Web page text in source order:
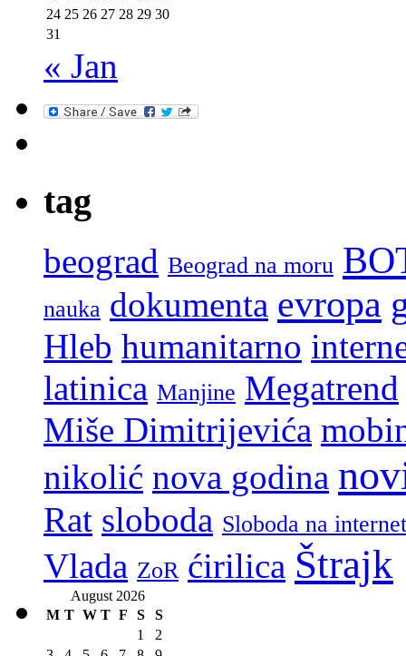
24 25 26 27 28 29 30
31
« Jan
tag
beograd Beograd na moru
nauka dokumenta evropa
Hleb humanitarno
latinica Manjine Megatrend
Miše Dimitrijevića
nikolić nova godina
Rat sloboda Sloboda na
Vlada ZoR ćirilica Štrajk
August 2026
M T W T F S
S
1
2